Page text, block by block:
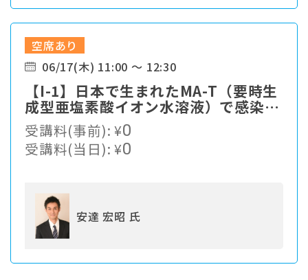
空席あり
06/17(木) 11:00 ～ 12:30
【I-1】⽇本で⽣まれたMA-T（要時⽣
成型亜塩素酸イオン⽔溶液）で感染症
対策
受講料(事前):¥0
受講料(当日):¥0
安達 宏昭 氏